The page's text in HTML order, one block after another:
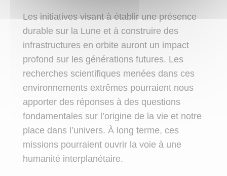
Les initiatives visant à établir une présence
durable sur la Lune et à construire des
infrastructures en orbite auront un impact
profond sur les générations futures. Les
recherches scientifiques menées dans ces
environnements extrêmes pourraient nous
apporter des réponses à des questions
fondamentales sur l’origine de la vie et notre
place dans l’univers. À long terme, ces
missions pourraient ouvrir la voie à une
humanité interplanétaire.